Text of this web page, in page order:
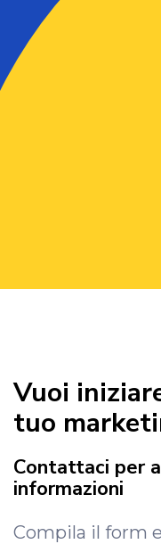
Vuoi
tuo
Contattaci per
informazioni
Compila il form